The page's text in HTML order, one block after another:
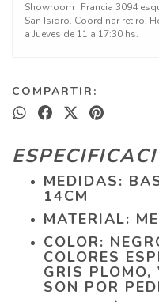
Showroom
Francia 3094
San Isidro. Coordinar retiro.
a Jueves de 11 a 17:30 hs.
COMPARTIR:
MEDIDAS:
14CM
MATERIAL:
COLOR:
COLORES
GRIS
SON POR